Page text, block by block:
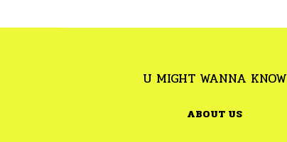
U MIGHT WANNA KNOW
ABOUT US